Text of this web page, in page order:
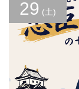
29 (土)